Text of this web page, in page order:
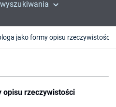
jako formy opisu rzeczywistości
opisu rzeczywistości